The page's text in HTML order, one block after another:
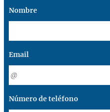
Nombre
Email
Número de teléfono